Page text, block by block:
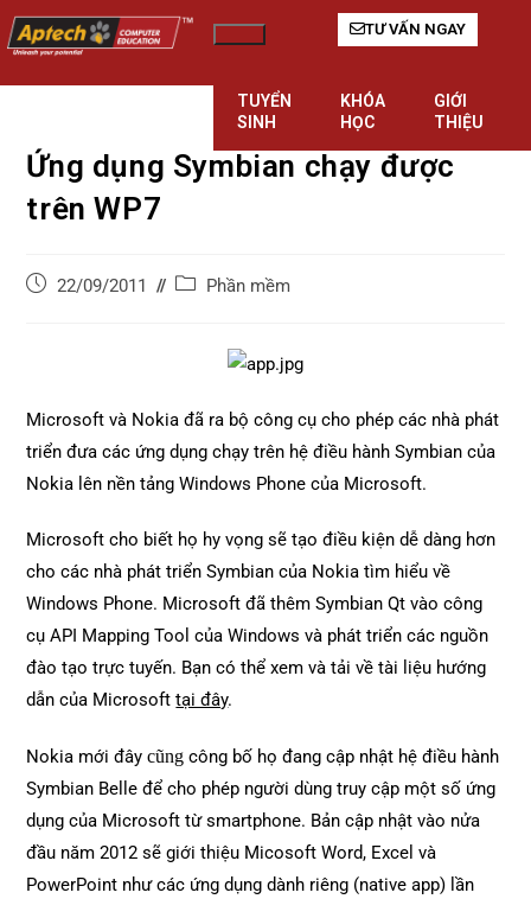
TUYỂN
SINH
KHÓA
HỌC
GIỚI
THIỆU
Hamburger Toggle Menu
TƯ VẤN NGAY
Ứng dụng Symbian chạy được
trên WP7
22/09/2011 Phần mềm
Microsoft và Nokia đã ra bộ công cụ cho phép các nhà phát
triển đưa các ứng dụng chạy trên hệ điều hành Symbian của
Nokia lên nền tảng Windows Phone của Microsoft.
Microsoft cho biết họ hy vọng sẽ tạo điều kiện dễ dàng hơn
cho các nhà phát triển Symbian của Nokia tìm hiểu về
Windows Phone. Microsoft đã thêm Symbian Qt vào công
cụ API Mapping Tool của Windows và phát triển các nguồn
đào tạo trực tuyến. Bạn có thể xem và tải về tài liệu hướng
dẫn của Microsofttại đây.
Nokia mới đâycũngcông bố họ đang cập nhật hệ điều hành
Symbian Belle để cho phép người dùng truy cập một số ứng
dụng của Microsoft từ smartphone. Bản cập nhật vào nửa
đầu năm 2012 sẽ giới thiệu Micosoft Word, Excel và
PowerPoint như các ứng dụng dành riêng (native app) lần